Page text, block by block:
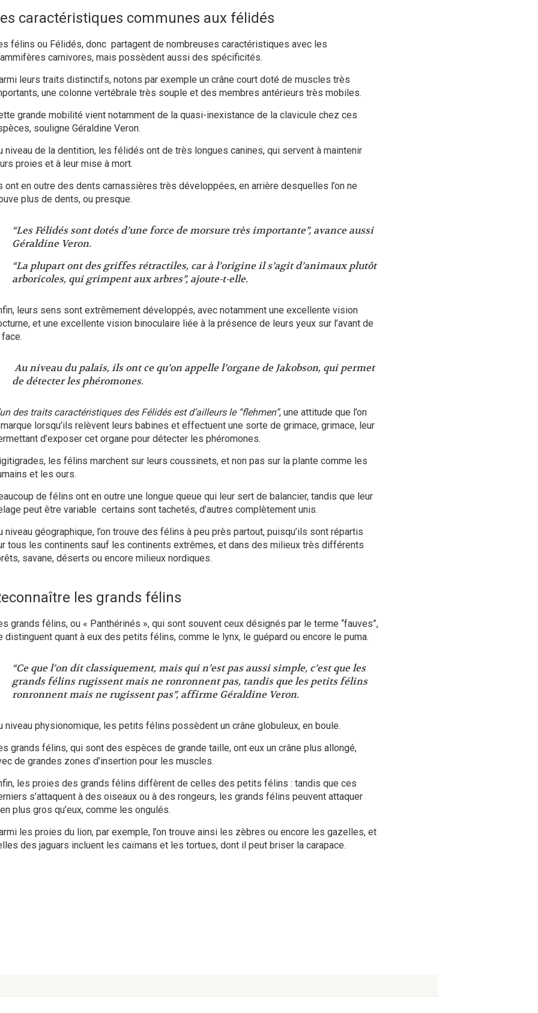
caractéristiques communes aux félidés
félins ou Félidés, donc partagent de nombreuses caractéristiques avec les
carnivores, mais possèdent aussi des spécificités.
leurs traits distinctifs, notons par exemple un crâne court doté de muscles très
une colonne vertébrale très souple et des membres antérieurs très mobiles.
grande mobilité vient notamment de la quasi-inexistance de la clavicule chez ces
souligne Géraldine Veron.
niveau de la dentition, les félidés ont de très longues canines, qui servent à maintenir
proies et à leur mise à mort.
ont en outre des dents carnassières très développées, en arrière desquelles l’on ne
plus de dents, ou presque.
“Les Félidés sont dotés d’une force de morsure très importante”, avance aussi
Géraldine Veron.
“La plupart ont des griffes rétractiles, car à l’origine il s’agit d’animaux plutôt
arboricoles, qui grimpent aux arbres”, ajoute-t-elle.
leurs sens sont extrêmement développés, avec notamment une excellente vision
et une excellente vision binoculaire liée à la présence de leurs yeux sur l’avant de
face.
Au niveau du palais, ils ont ce qu’on appelle l’organe de Jakobson, qui permet
de détecter les phéromones.
des traits caractéristiques des Félidés est d’ailleurs le “flehmen”, une attitude que l’on
lorsqu’ils relèvent leurs babines et effectuent une sorte de grimace, grimace, leur
d’exposer cet organe pour détecter les phéromones.
les félins marchent sur leurs coussinets, et non pas sur la plante comme les
et les ours.
de félins ont en outre une longue queue qui leur sert de balancier, tandis que leur
peut être variable certains sont tachetés, d’autres complètement unis.
niveau géographique, l’on trouve des félins à peu près partout, puisqu’ils sont répartis
tous les continents sauf les continents extrêmes, et dans des milieux très différents
savane, déserts ou encore milieux nordiques.
les grands félins
grands félins, ou « Panthérinés », qui sont souvent ceux désignés par le terme “fauves”,
distinguent quant à eux des petits félins, comme le lynx, le guépard ou encore le puma.
“Ce que l’on dit classiquement, mais qui n’est pas aussi simple, c’est que les
grands félins rugissent mais ne ronronnent pas, tandis que les petits félins
ronronnent mais ne rugissent pas”, affirme Géraldine Veron.
niveau physionomique, les petits félins possèdent un crâne globuleux, en boule.
grands félins, qui sont des espèces de grande taille, ont eux un crâne plus allongé,
de grandes zones d’insertion pour les muscles.
les proies des grands félins diffèrent de celles des petits félins : tandis que ces
s’attaquent à des oiseaux ou à des rongeurs, les grands félins peuvent attaquer
plus gros qu’eux, comme les ongulés.
les proies du lion, par exemple, l’on trouve ainsi les zèbres ou encore les gazelles, et
des jaguars incluent les caïmans et les tortues, dont il peut briser la carapace.